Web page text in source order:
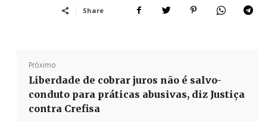
Share
Próximo
Liberdade de cobrar juros não é salvo-
conduto para práticas abusivas, diz Justiça
contra Crefisa